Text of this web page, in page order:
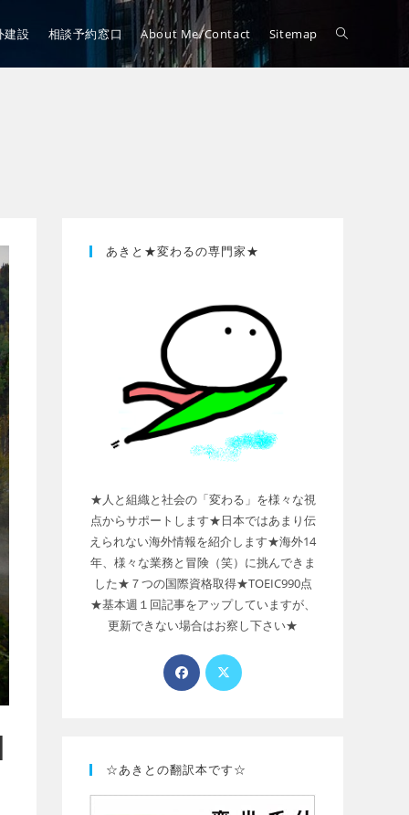
建設 相談予約窓口 About Me/Contact Sitemap
あきと★変わるの専門家★
★人と組織と社会の「変わる」を様々な視
点からサポートします★日本ではあまり伝
えられない海外情報を紹介します★海外14
年、様々な業務と冒険（笑）に挑んできま
した★７つの国際資格取得★TOEIC990点
★基本週１回記事をアップしていますが、
更新できない場合はお察し下さい★
☆あきとの翻訳本です☆